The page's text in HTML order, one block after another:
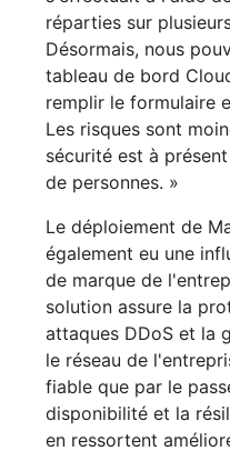
réparties sur
Désormais, nous
tableau de bord
remplir le formulaire
Les risques sont
sécurité est à
de personnes. »
Le déploiement de
également eu une
de marque de
solution assure la
attaques DDoS et la
le réseau de
fiable que par le
disponibilité et la
en ressortent